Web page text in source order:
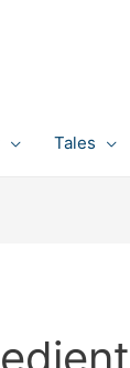
Tales